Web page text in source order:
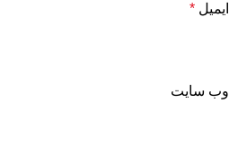
ایمیل *
وب‌ سایت